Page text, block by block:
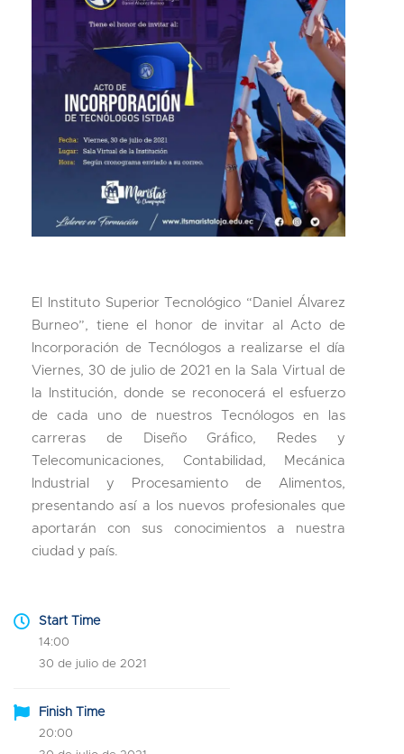
El Instituto Superior Tecnológico “Daniel Álvarez
Burneo”, tiene el honor de invitar al Acto de
Incorporación de Tecnólogos a realizarse el día
Viernes, 30 de julio de 2021 en la Sala Virtual de
la Institución, donde se reconocerá el esfuerzo
de cada uno de nuestros Tecnólogos en las
carreras de Diseño Gráfico, Redes y
Telecomunicaciones, Contabilidad, Mecánica
Industrial y Procesamiento de Alimentos,
presentando así a los nuevos profesionales que
aportarán con sus conocimientos a nuestra
ciudad y país.
Start Time
14:00
30 de julio de 2021
Finish Time
20:00